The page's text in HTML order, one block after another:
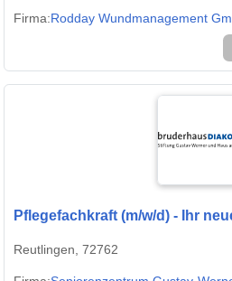
Firma:Rodday Wundmanagement
Pflegefachkraft (m/w/d) - Ihr
Reutlingen, 72762